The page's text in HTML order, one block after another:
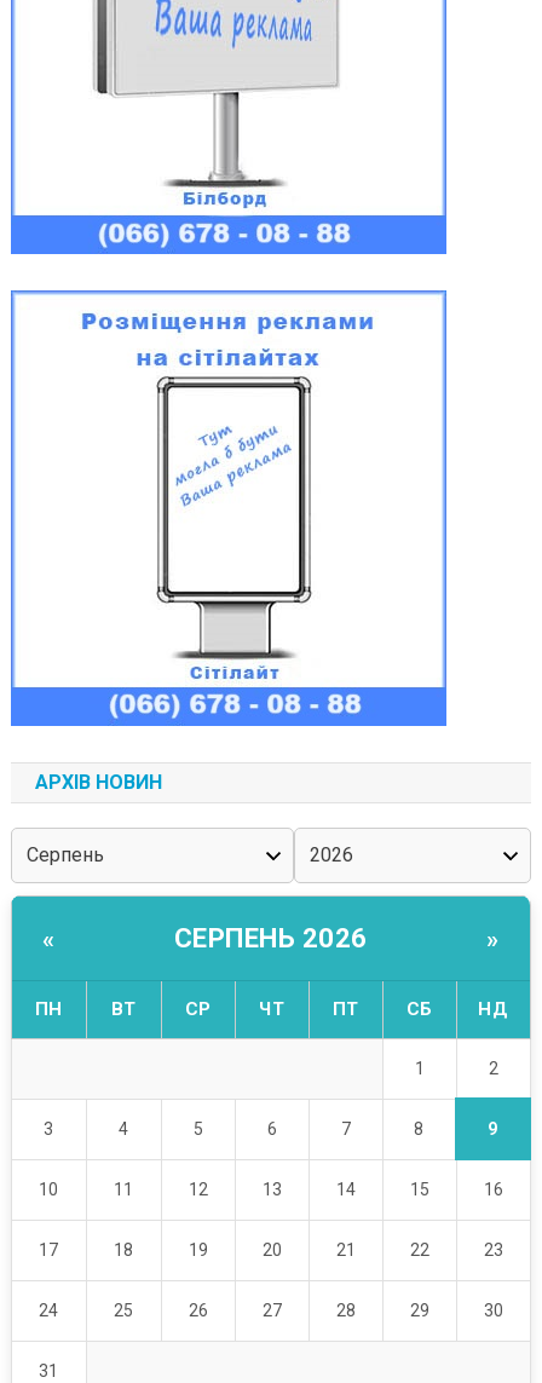
АРХІВ НОВИН
« СЕРПЕНЬ 2026 »
ПН ВТ СР ЧТ ПТ СБ НД
1 2
3 4 5 6 7 8 9
10 11 12 13 14 15 16
17 18 19 20 21 22 23
24 25 26 27 28 29 30
31